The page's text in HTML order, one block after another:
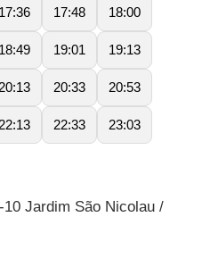
17:36 17:48 18:00
18:49 19:01 19:13
20:13 20:33 20:53
22:13 22:33 23:03
10 Jardim São Nicolau /